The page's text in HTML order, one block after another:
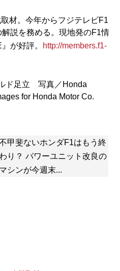
材。今年からフジテレビF1
説を務める。現地発のF1情
が好評。
http://members.f1-
ド足立 写真／Honda
for Honda Motor Co.
甲斐ないホンダF1はもう終
わり？ パワーユニット改良の
マシンが今週末...